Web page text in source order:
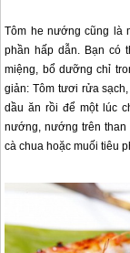
Tôm he nướng cũng là
phần hấp dẫn. Bạn có
miệng, bổ dưỡng chỉ
giản: Tôm tươi rửa
dầu ăn rồi để một lúc
nướng, nướng trên than
cà chua hoặc muối tiêu